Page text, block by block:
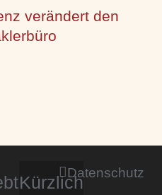
verändert den
KürzlichDatenschutz